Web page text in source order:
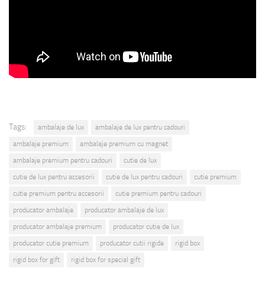
Tags: ambalaje de lux
ambalaje de lux pentru cadouri
ambalaje premium
ambalaje premium cu magnet
ambalaje premium pentru cadouri
cutie de lux
cutie de lux pentru accesorii
cutie de lux pentru cadouri
cutie premium
cutie premium pentru accesorii
cutie premium pentru cadouri
producator ambalaje
producator ambalaje de lux
producator ambalaje premium
producator cutie de lux
producator cutie premium
producator cutii rigide
rigid box
rigid box for gift
rigid box for special gift